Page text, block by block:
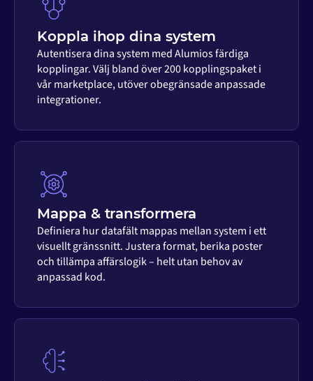
Koppla ihop dina system
Autentisera dina system med Alumios färdiga
kopplingar. Välj bland över 200 kopplingspaket i
vår marketplace, utöver obegränsade anpassade
integrationer.
Mappa & transformera
Definiera hur datafält mappas mellan system i ett
visuellt gränssnitt. Justera format, berika poster
och tillämpa affärslogik – helt utan behov av
anpassad kod.